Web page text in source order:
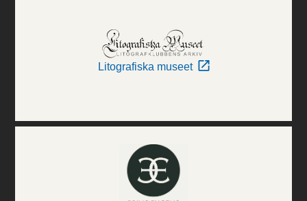
Litografiska museet